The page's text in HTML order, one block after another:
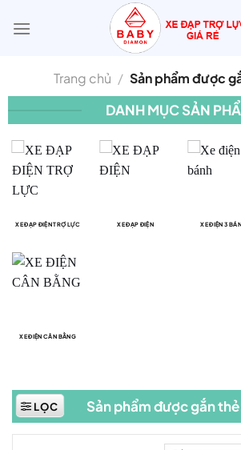
qua
Trang chủ / Sản phẩm được
DANH MỤC SẢN
XE ĐẠP ĐIỆN TRỢ LỰC XE ĐẠP ĐIỆN XE ĐIỆN 3
XE ĐIỆN CÂN BẰNG
Sản phẩm được gắn thẻ
LỌC